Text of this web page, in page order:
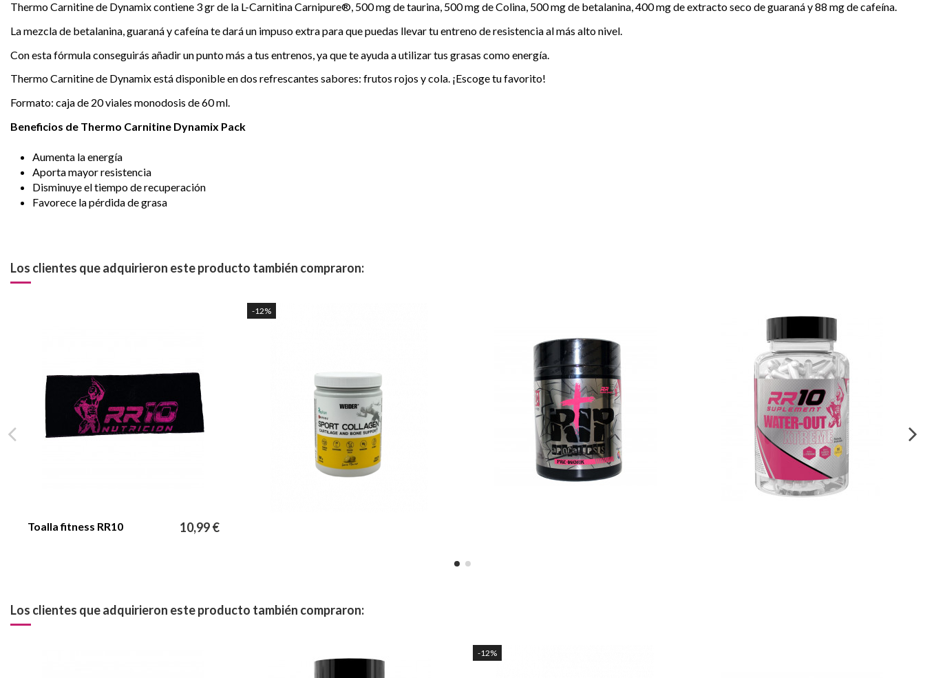
Thermo Carnitine de Dynamix contiene 3 gr de la L-Carnitina Carnipure®, 500 mg de taurina, 500 mg de Colina, 500 mg de betalanina, 400 mg de extracto seco de guaraná y 88 mg de cafeína.
La mezcla de betalanina, guaraná y cafeína te dará un impuso extra para que puedas llevar tu entreno de resistencia al más alto nivel.
Con esta fórmula conseguirás añadir un punto más a tus entrenos, ya que te ayuda a utilizar tus grasas como energía.
Thermo Carnitine de Dynamix está disponible en dos refrescantes sabores: frutos rojos y cola. ¡Escoge tu favorito!
Formato: caja de 20 viales monodosis de 60 ml.
Beneficios de Thermo Carnitine Dynamix Pack
Aumenta la energía
Aporta mayor resistencia
Disminuye el tiempo de recuperación
Favorece la pérdida de grasa
Los clientes que adquirieron este producto también compraron:
Toalla fitness RR10 10,99 €
-12%
Los clientes que adquirieron este producto también compraron:
-12%